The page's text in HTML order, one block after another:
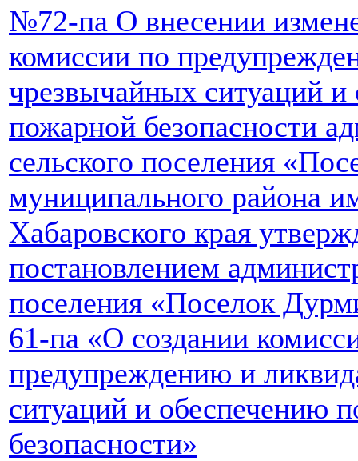
№72-па О внесении
комиссии по
чрезвычайных ситуаций и
пожарной безопасности
сельского поселения
муниципального района
Хабаровского края
постановлением
поселения «Поселок
61-па «О создании
предупреждению и
ситуаций и обеспечению
безопасности»